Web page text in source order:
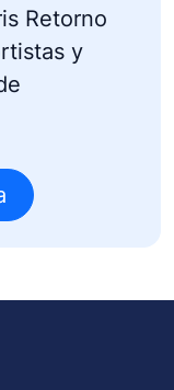
Retorno
y